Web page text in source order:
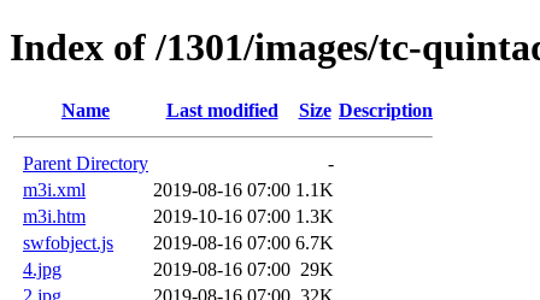
Index of /1301/images/tc-
Name Last modified Size Description
Parent Directory
-
m3i.xml
2019-08-16 07:00 1.1K
m3i.htm
2019-10-16 07:00 1.3K
swfobject.js
2019-08-16 07:00 6.7K
4.jpg
2019-08-16 07:00 29K
2.jpg
2019-08-16 07:00 32K